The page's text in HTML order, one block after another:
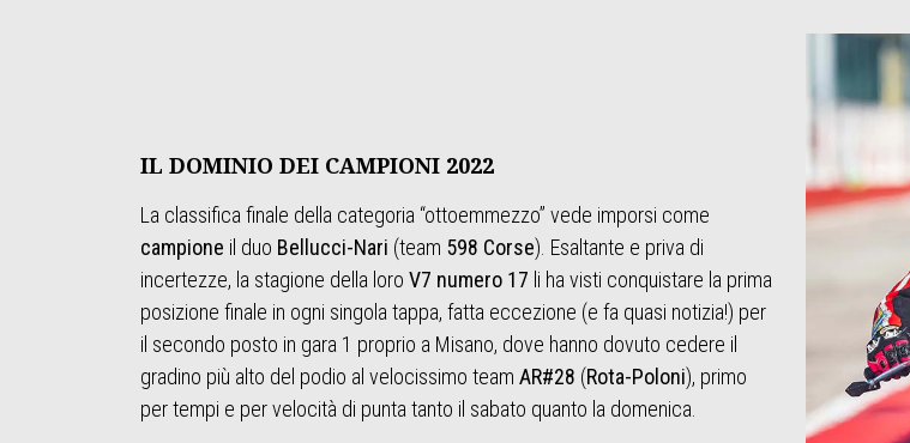
IL DOMINIO DEI CAMPIONI 2022
La classifica finale della categoria “ottoemmezzo” vede imporsi come
campione il duo Bellucci-Nari (team 598 Corse). Esaltante e priva di
incertezze, la stagione della loro V7 numero 17 li ha visti conquistare la prima
posizione finale in ogni singola tappa, fatta eccezione (e fa quasi notizia!) per
il secondo posto in gara 1 proprio a Misano, dove hanno dovuto cedere il
gradino più alto del podio al velocissimo team AR#28 (Rota-Poloni), primo
per tempi e per velocità di punta tanto il sabato quanto la domenica.